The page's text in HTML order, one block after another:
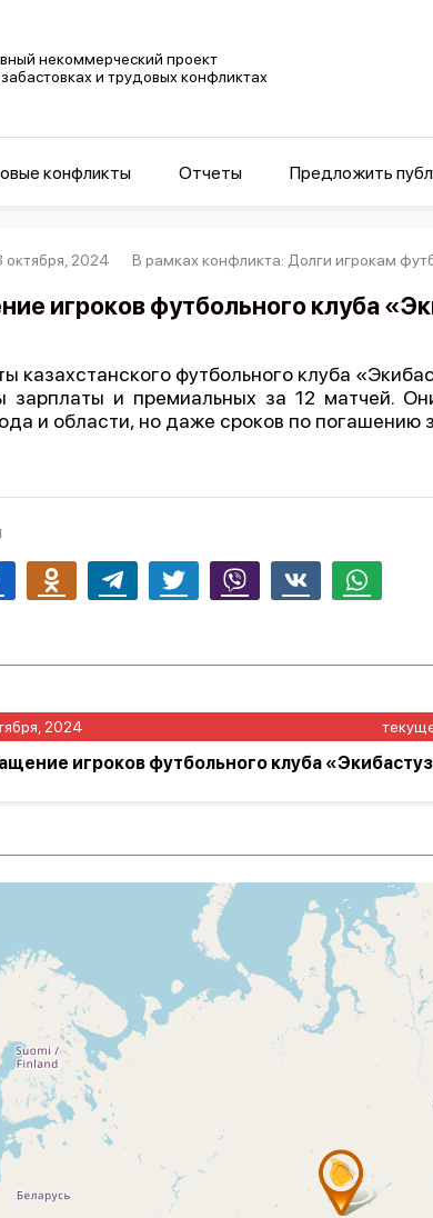
некоммерческий проект
и трудовых конфликтах
конфликты Отчеты Предложить
октября, 2024 В рамках конфликта: Долги игрокам
игроков футбольного клуба
казахстанского футбольного клуба
зарплаты и премиальных за 12 матчей.
и области, но даже сроков по погашению
OdnoklassnikiTelegram Twitter Viber Whatsapp
2024
игроков футбольного клуба